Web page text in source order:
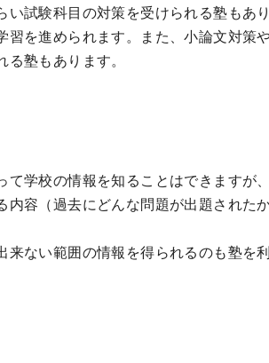
い試験科目の対策を受けられる塾もあ
習を進められます。また、小論文対策
塾もあります。
て学校の情報を知ることはできますが
内容（過去にどんな問題が出題された
来ない範囲の情報を得られるのも塾を